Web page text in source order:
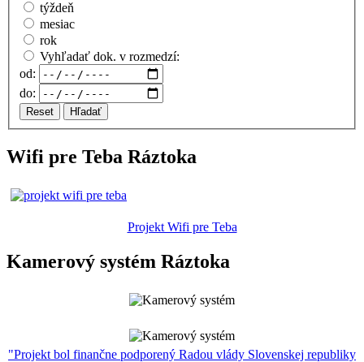
týždeň
mesiac
rok
Vyhľadať dok. v rozmedzí:
od:
do:
Reset Hľadať
Wifi pre Teba Ráztoka
Projekt Wifi pre Teba
Kamerový systém Ráztoka
"Projekt bol finančne podporený Radou vlády Slovenskej republiky